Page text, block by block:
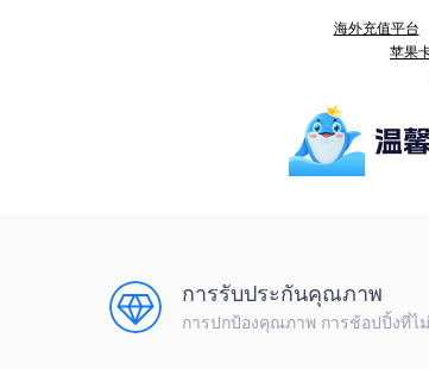
海外充值平台
苹果
การรับประกันคุณภาพ
การปกป้องคุณภาพ การช้อปปิ้งที่ไ